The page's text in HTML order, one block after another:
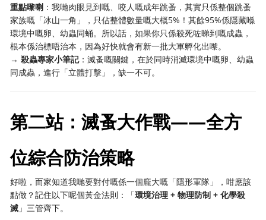
重點嚟喇 ：我哋肉眼見到嘅、咬人嘅成年跳蚤，其實只係整個跳蚤
家族嘅「冰山一角」，只佔整體數量嘅大概5%！其餘95%係隱藏喺
環境中嘅卵、幼蟲同蛹。所以話，如果你只係殺死咗睇到嘅成蟲，
根本係治標唔治本，因為好快就會有新一批大軍孵化出嚟。
→殺蟲專家小筆記：滅蚤嘅關鍵，在於同時消滅環境中嘅卵、幼蟲
同成蟲，進行「立體打擊」，缺一不可。
第二站：滅蚤大作戰——全方
位綜合防治策略
好啦，而家知道我哋要對付嘅係一個龐大嘅「隱形軍隊」，咁應該
點做？記住以下呢個黃金法則：「環境治理 + 物理防制 + 化學殺
滅 」三管齊下。